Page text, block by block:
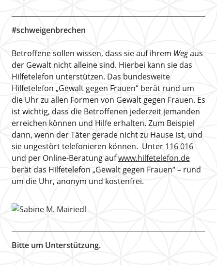
#schweigenbrechen
Betroffene sollen wissen, dass sie auf ihrem Wegaus
der Gewalt nicht alleine sind. Hierbei kann sie das
Hilfetelefon unterstützen. Das bundesweite
Hilfetelefon „Gewalt gegen Frauen“ berät rund um
die Uhr zu allen Formen von Gewalt gegen Frauen. Es
ist wichtig, dass die Betroffenen jederzeit jemanden
erreichen können und Hilfe erhalten. Zum Beispiel
dann, wenn der Täter gerade nicht zu Hause ist, und
sie ungestört telefonieren können. Unter 116 016
und per Online-Beratung aufwww.hilfetelefon.de
berät das Hilfetelefon „Gewalt gegen Frauen“ – rund
um die Uhr, anonym und kostenfrei.
Bitte um Unterstützung.